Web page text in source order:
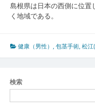
島根県は日本の西側に位置
く地域である。
健康（男性） ,包茎手術,松江
検索